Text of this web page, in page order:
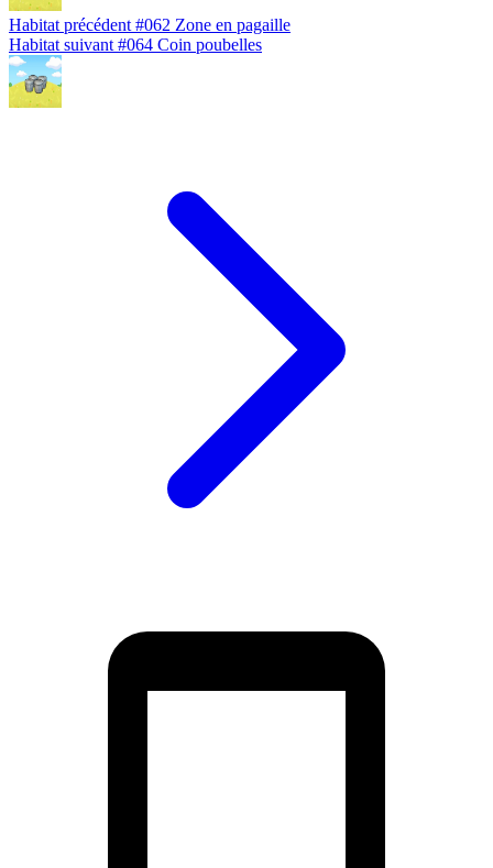
Habitat précédent #062 Zone en pagaille
Habitat suivant #064 Coin poubelles